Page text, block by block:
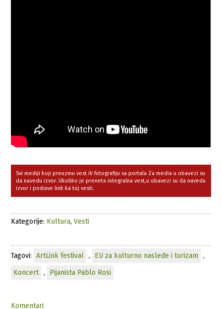
Svi mediji koji preuzmu vest ili fotografiju sa portala Za media u obavezi su
da navedu izvor. Ukoliko je preneta integralna vest,u obavezi su da navedu
izvor i postave link ka toj vesti.
Kategorije: Kultura,Vesti
Tagovi: ArtLink festival , EU za kulturno nasleđe i turizam
,
Koncert , Pijanista Pablo Rosi
Komentari